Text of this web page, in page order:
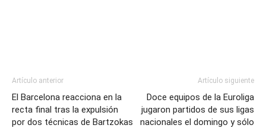
Artículo anterior
El Barcelona reacciona en la
recta final tras la expulsión
por dos técnicas de Bartzokas
Artículo siguiente
Doce equipos de la Euroliga
jugaron partidos de sus ligas
nacionales el domingo y sólo